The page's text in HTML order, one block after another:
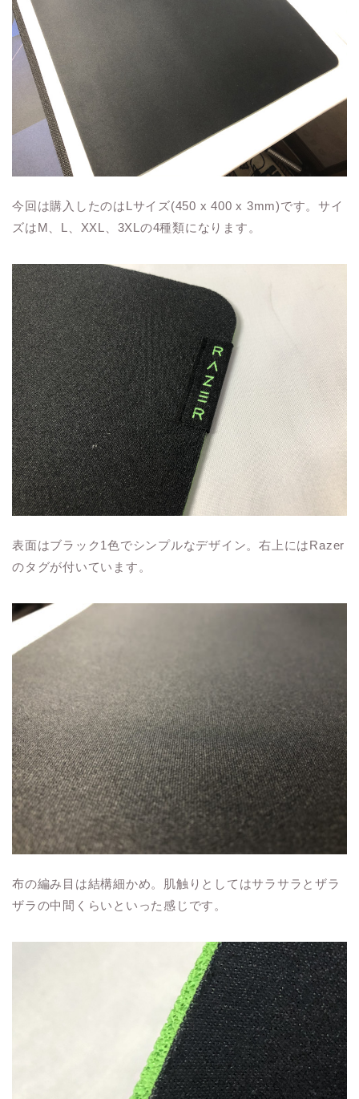
今回は購入したのはLサイズ(450 x 400 x 3mm)です。サイ
ズはM、L、XXL、3XLの4種類になります。
表面はブラック1色でシンプルなデザイン。右上にはRazer
のタグが付いています。
布の編み目は結構細かめ。肌触りとしてはサラサラとザラ
ザラの中間くらいといった感じです。